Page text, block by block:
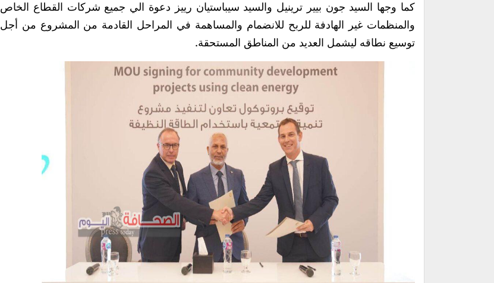
كما وجها السيد جون بيير ترينيل والسيد سيباستيان رييز دعوة الي جميع شركات القطاع الخاص
والمنظمات غير الهادفة للربح للانضمام والمساهمة في المراحل القادمة من المشروع من أجل
توسيع نطاقه ليشمل العديد من المناطق المستحقة.